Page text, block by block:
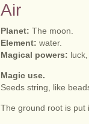
Air
Planet: The moon.
Element: water.
Magical powers:
Magic use.
Seeds string, like
The ground root is put